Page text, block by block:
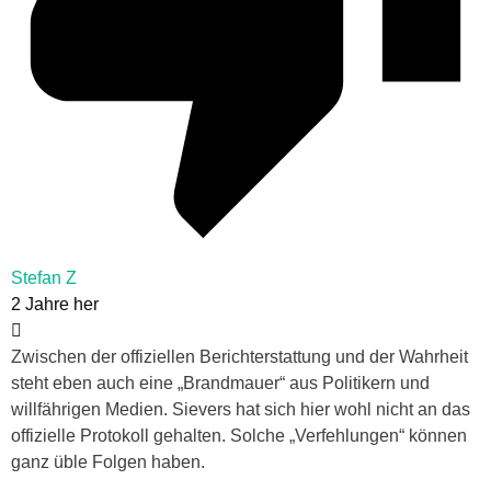
Stefan Z
2 Jahre her
Zwischen der offiziellen Berichterstattung und der Wahrheit
steht eben auch eine „Brandmauer“ aus Politikern und
willfährigen Medien. Sievers hat sich hier wohl nicht an das
offizielle Protokoll gehalten. Solche „Verfehlungen“ können
ganz üble Folgen haben.